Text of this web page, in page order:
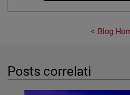
Blog
Posts correlati